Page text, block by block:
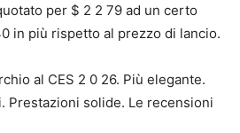
per $ 2 2 79 ad un certo
in più rispetto al prezzo di lancio.
al CES 2 0 26. Più elegante.
Prestazioni solide. Le recensioni